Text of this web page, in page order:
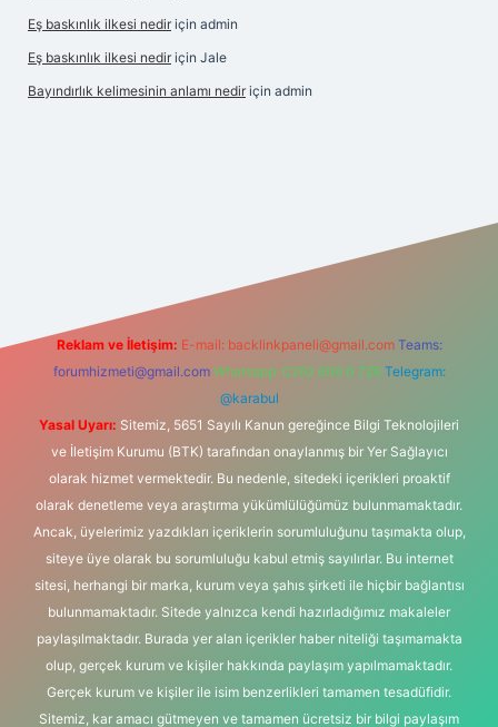
Eş baskınlık ilkesi nedir için admin
Eş baskınlık ilkesi nedir için Jale
Bayındırlık kelimesinin anlamı nedir için admin
Reklam ve İletişim: E-mail: backlinkpaneli@gmail.com Teams:
forumhizmeti@gmail.com Whatsapp: 0262 606 0 726 Telegram:
@karabul
Yasal Uyarı: Sitemiz, 5651 Sayılı Kanun gereğince Bilgi Teknolojileri
ve İletişim Kurumu (BTK) tarafından onaylanmış bir Yer Sağlayıcı
olarak hizmet vermektedir. Bu nedenle, sitedeki içerikleri proaktif
olarak denetleme veya araştırma yükümlülüğümüz bulunmamaktadır.
Ancak, üyelerimiz yazdıkları içeriklerin sorumluluğunu taşımakta olup,
siteye üye olarak bu sorumluluğu kabul etmiş sayılırlar. Bu internet
sitesi, herhangi bir marka, kurum veya şahıs şirketi ile hiçbir bağlantısı
bulunmamaktadır. Sitede yalnızca kendi hazırladığımız makaleler
paylaşılmaktadır. Burada yer alan içerikler haber niteliği taşımamakta
olup, gerçek kurum ve kişiler hakkında paylaşım yapılmamaktadır.
Gerçek kurum ve kişiler ile isim benzerlikleri tamamen tesadüfidir.
Sitemiz, kar amacı gütmeyen ve tamamen ücretsiz bir bilgi paylaşım